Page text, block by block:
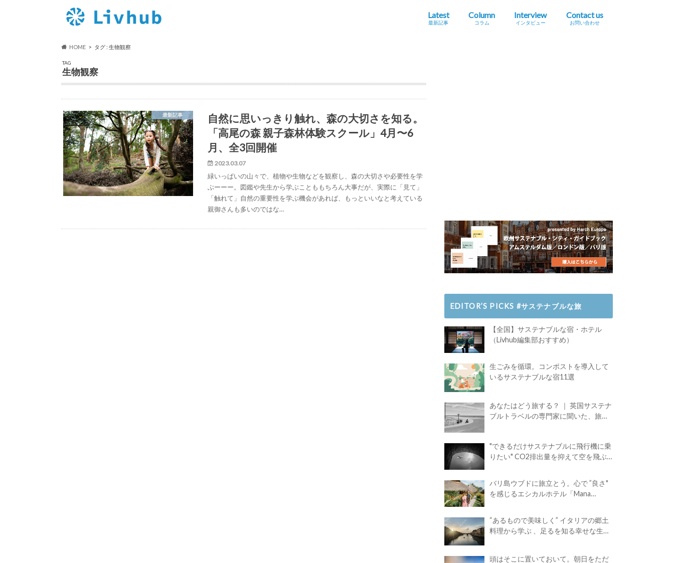
Latest
最新記事
Column
コラム
Interview
インタビュー
Contact us
お問い合わせ
HOME タグ : 生物観察
TAG
生物観察
最新記事
自然に思いっきり触れ、森の大切さを知る。
「高尾の森 親子森林体験スクール」4月〜6
月、全3回開催
2023.03.07
緑いっぱいの山々で、植物や生物などを観察し、森の大切さや必要性を学
ぶーーー。図鑑や先生から学ぶことももちろん大事だが、実際に「見て」
「触れて」自然の重要性を学ぶ機会があれば、もっといいなと考えている
親御さんも多いのではな…
EDITOR’S PICKS #サステナブルな旅
【全国】サステナブルな宿・ホテル
（Livhub編集部おすすめ）
生ごみを循環。コンポストを導入して
いるサステナブルな宿11選
あなたはどう旅する？ ｜ 英国サステナ
ブルトラベルの専門家に聞いた、旅の
"できるだけサステナブルに飛行機に乗
りたい" CO2排出量を抑えて空を飛ぶ
バリ島ウブドに旅立とう。心で ”良さ"
を感じるエシカルホテル「Mana
“あるもので美味しく” イタリアの郷土
料理から学ぶ 、足るを知る幸せな生き
頭はそこに置いておいて。朝日をただ